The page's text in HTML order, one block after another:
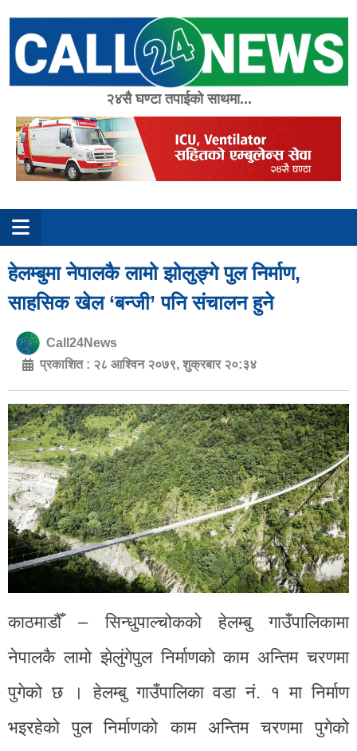
content
२४सै घण्टा तपाईको साथमा...
हेलम्बुमा नेपालकै लामो झोलुङ्गे पुल निर्माण,
साहसिक खेल ‘बन्जी’ पनि संचालन हुने
Call24News
प्रकाशित : २८ आश्विन २०७९, शुक्रबार २०:३४
काठमाडौँ – सिन्धुपाल्चोकको हेलम्बु गाउँपालिकामा
नेपालकै लामो झेलुंगेपुल निर्माणको काम अन्तिम चरणमा
पुगेको छ । हेलम्बु गाउँपालिका वडा नं. १ मा निर्माण
भइरहेको पुल निर्माणको काम अन्तिम चरणमा पुगेको